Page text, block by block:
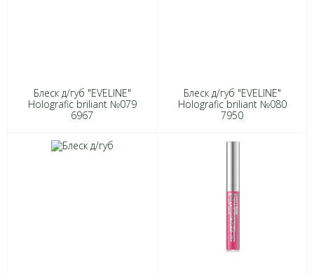
Блеск д/губ "EVELINE"
Holografic briliant №079
6967
Блеск д/губ "EVELINE"
Holografic briliant №080
7950